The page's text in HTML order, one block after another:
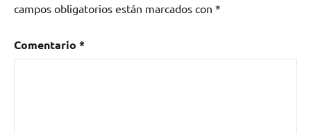
campos obligatorios están marcados con *
Comentario *